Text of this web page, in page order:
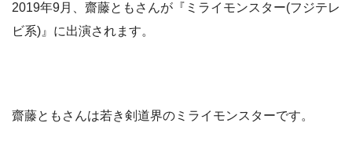
2019年9月、齋藤ともさんが『ミライモンスター(フジテレ
ビ系)』に出演されます。
齋藤ともさんは若き剣道界のミライモンスターです。